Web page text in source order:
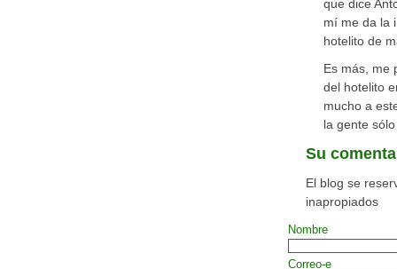
que dice
mí me da la
hotelito de
Es más, me
del hotelito
mucho a
la gente
Su
El blog se
inapropiados
Nombre
Correo-e